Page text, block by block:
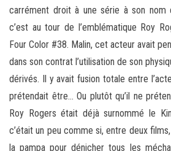
carrément droit à une série à son nom
c’est au tour de l’emblématique Roy
Four Color #38. Malin, cet acteur avait
dans son contrat l’utilisation de son
dérivés. Il y avait fusion totale entre
prétendait être… Ou plutôt qu’il ne
Roy Rogers était déjà surnommé le
c’était un peu comme si, entre deux
la pampa pour dénicher tous les